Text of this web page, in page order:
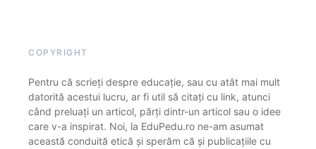
COPYRIGHT
Pentru că scrieți despre educație, sau cu atât mai mult
datorită acestui lucru, ar fi util să citați cu link, atunci
când preluați un articol, părți dintr-un articol sau o idee
care v-a inspirat. Noi, la EduPedu.ro ne-am asumat
această conduită etică și sperăm că și publicațiile cu